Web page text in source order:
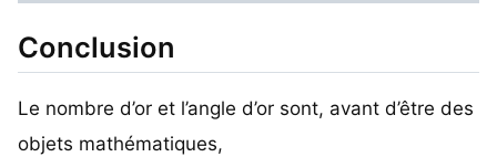
Conclusion
Le nombre d’or et l’angle d’or sont, avant d’être des
objets mathématiques,